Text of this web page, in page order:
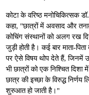
कोटा के वरिष्ठ मनोचिकित्सक
कहा, "छात्रों में अवसाद और
कोचिंग संस्थानों को अलग रख
जुड़ी होती है। कई बार माता-
पर ऐसे विषय थोप देते हैं, जिनमें
भी छात्रों को एक निश्चित
छात्र की इच्छा के विरुद्ध
शुरुआत हो जाती है।"